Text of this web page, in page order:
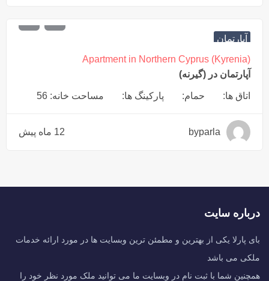
آپارتمان
Apartment in Northern Cyprus (Kyrenia)
آپارتمان در (گیرنه)
اتاق ها: حمام: پارکینگ ها: مساحت خانه: 56
byparla 12 ماه پیش
درباره سایت
بای پارلا یکی از بهترین و مطمئن ترین وبسایت ها در مورد ارائه خدمات
ملکی می باشد
همچنین شما با ثبت نام در وبسایت ما می توانید ملک مورد نظر خود را